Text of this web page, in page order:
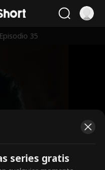
Episodio 35
de pago.
series gratis